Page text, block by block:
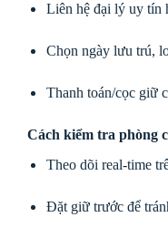
Liên hệ đại lý uy tín
Chọn ngày lưu trú,
Thanh toán/cọc giữ
Cách kiểm tra phòng
Theo dõi real-time
Đặt giữ trước để